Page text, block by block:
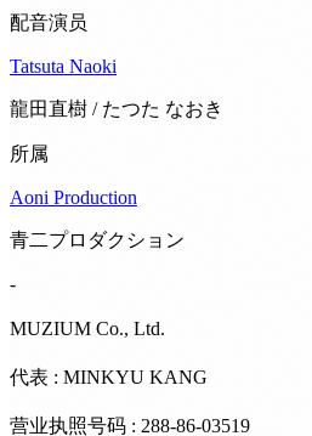
配音演员
Tatsuta Naoki
龍田直樹 / たつた なおき
所属
Aoni Production
青二プロダクション
-
MUZIUM Co., Ltd.
代表 : MINKYU KANG
营业执照号码 : 288-86-03519